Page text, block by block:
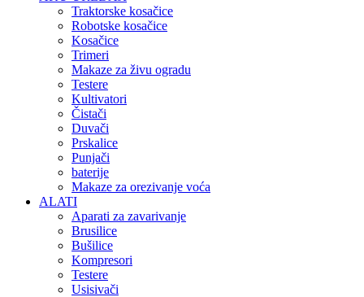
Traktorske kosačice
Robotske kosačice
Kosačice
Trimeri
Makaze za živu ogradu
Testere
Kultivatori
Čistači
Duvači
Prskalice
Punjači
baterije
Makaze za orezivanje voća
ALATI
Aparati za zavarivanje
Brusilice
Bušilice
Kompresori
Testere
Usisivači